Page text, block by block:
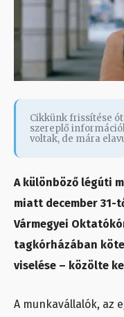
Cikkünk frissítése
szereplő
voltak, de mára
A különböző légúti
miatt december 31-
Vármegyei
tagkórházában
viselése – közölte
A munkavállalók, az